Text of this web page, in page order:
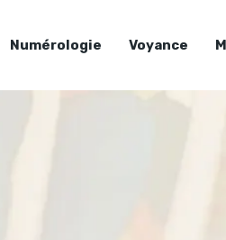
Numérologie Voyance